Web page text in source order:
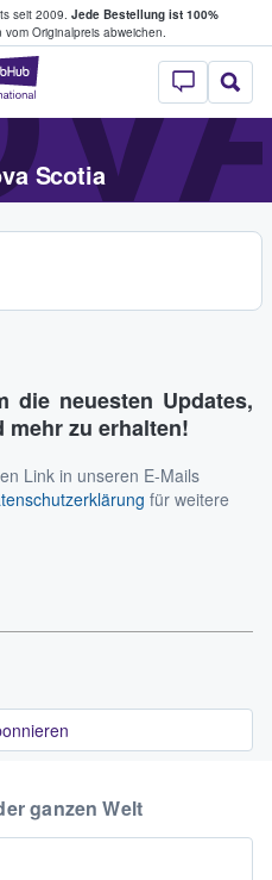
seit 2009. Jede Bestellung ist 100%
Originalpreis abweichen.
StubHub - Wo
Scotia
die neuesten Updates,
zu erhalten!
Link in unseren E-Mails
für weitere
ganzen Welt